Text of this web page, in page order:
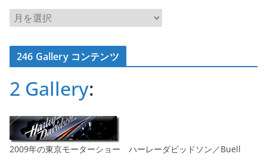
ア
ー
カ
イ246 Gallery コンテンツ
2 Gallery:
2009年の東京モーターショー ハーレーダビッドソン／Buell